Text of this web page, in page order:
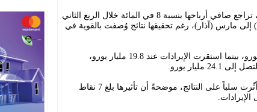
وأعلنت «سيمنس» الألمانية للصناعات الهندسية، تراجع صافي أرباحها بنسبة 8 في المائة خلال الربع الثاني
إلى مارس (آذار)، رغم تحقيقها نتائج وُصفت بالقوية في
وحسب بيانات الشركة، بلغت الأرباح 2.2 مليار يورو، بينما استقرت الإيرادات عند 19.8 مليار يورو،
وأشارت الشركة إلى أن تقلبات أسعار الصرف أثّرت سلباً على النتائج، موضحةً أن تأثيرها بلغ 7 نقاط